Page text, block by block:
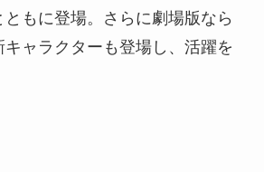
もに登場。さらに劇場版なら
ャラクターも登場し、活躍を